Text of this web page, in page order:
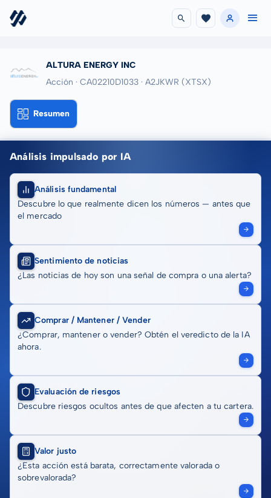
ALTURA ENERGY INC
Acción · CA02210D1033 · A2JKWR (XTSX)
Resumen
Análisis impulsado por IA
Análisis fundamental
Descubre lo que realmente dicen los números — antes que
el mercado
Sentimiento de noticias
¿Las noticias de hoy son una señal de compra o una alerta?
Comprar / Mantener / Vender
¿Comprar, mantener o vender? Obtén el veredicto de la IA
ahora.
Evaluación de riesgos
Descubre riesgos ocultos antes de que afecten a tu cartera.
Valor justo
¿Esta acción está barata, correctamente valorada o
sobrevalorada?